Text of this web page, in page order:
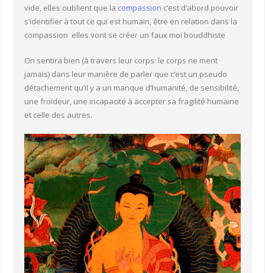
vide, elles oublient que la compassion c’est d’abord pouvoir
s’identifier à tout ce qui est humain, être en relation dans la
compassion elles vont se créer un faux moi bouddhiste
On sentira bien (à travers leur corps: le corps ne ment
jamais) dans leur manière de parler que c’est un pseudo
détachement qu’il y a un manque d’humanité, de sensibilité,
une froideur, une incapacité à accepter sa fragilité humaine
et celle des autres.